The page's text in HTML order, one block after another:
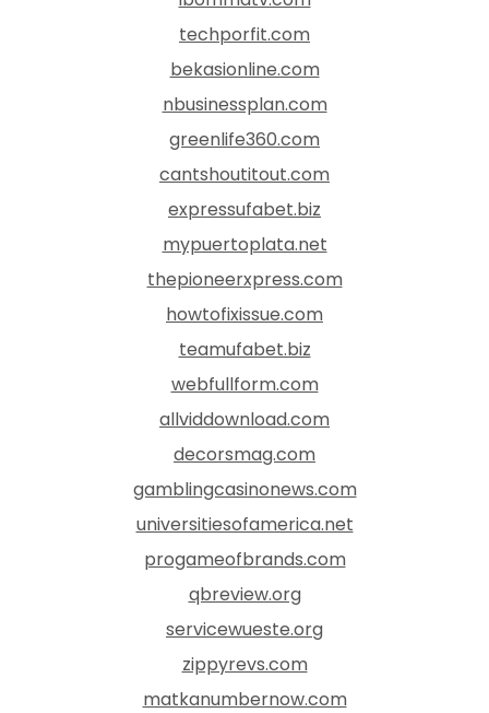
techporfit.com
bekasionline.com
nbusinessplan.com
greenlife360.com
cantshoutitout.com
expressufabet.biz
mypuertoplata.net
thepioneerxpress.com
howtofixissue.com
teamufabet.biz
webfullform.com
allviddownload.com
decorsmag.com
gamblingcasinonews.com
universitiesofamerica.net
progameofbrands.com
qbreview.org
servicewueste.org
zippyrevs.com
matkanumbernow.com